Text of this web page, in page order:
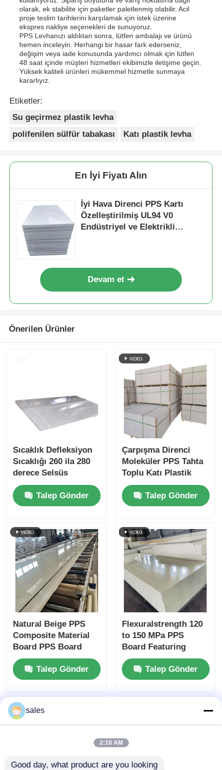
olarak, ek stabilite için paketler paletlenmiş olabilir. Acil
proje teslim tarihlerini karşılamak için istek üzerine
ekspres nakliye seçenekleri de sunuyoruz.
PPS Levhanızı aldıktan sonra, lütfen ambalajı ve ürünü
hemen inceleyin. Herhangi bir hasar fark ederseniz,
değişim veya iade konusunda yardımcı olmak için lütfen
48 saat içinde müşteri hizmetleri ekibimizle iletişime geçin.
Yüksek kaliteli ürünleri mükemmel hizmetle sunmaya
kararlıyız.
Etiketler:
Su geçirmez plastik levha
polifenilen sülfür tabakası
Katı plastik levha
En İyi Fiyatı Alın
İyi Hava Direnci PPS Kartı
Özelleştirilmiş UL94 V0
Endüstriyel ve Elektrikli
Devam et
Önerilen Ürünler
Sıcaklık Defleksiyon
Sıcaklığı 260 ila 280
derece Selsüs
Polyphenylene
Sulfide Board Doğal
Beige Açık
Alev Geriletici Plastik
Yaprak
Talep Gönder
Çarpışma Direnci
Moleküler PPS Tahta
Toplu Katı Plastik
Yaprak
Talep Gönder
Natural Beige PPS
Composite Material
Board PPS Board
Ideal for
Manufacturing
Electrical
Mechanical Parts
Talep Gönder
Flexuralstrength 120
to 150 MPa PPS
Board Featuring
Density 1.35 to 1.38
Gcm3 and Weather
Resistance Designed
Talep Gönder
sales
2:10 AM
Good day, what product are you looking